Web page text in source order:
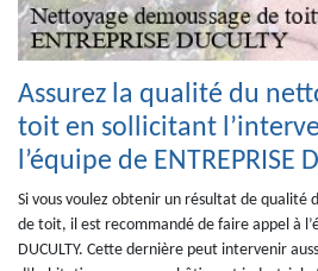
Assurez la qualité du
toit en sollicitant
l’équipe de ENTREPRISE
Si vous voulez obtenir un résultat de qualité
de toit, il est recommandé de faire appel à
DUCULTY. Cette dernière peut intervenir